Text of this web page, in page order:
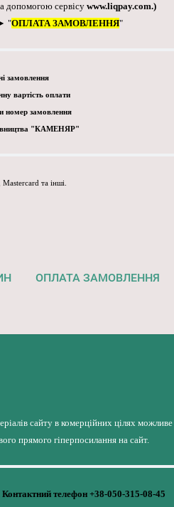
допомогою сервісу www.liqpay.com.)
"ОПЛАТА ЗАМОВЛЕННЯ"
замовлення
вартість оплати
номер замовлення
"КАМЕНЯР"
та інші.
ОПЛАТА ЗАМОВЛЕННЯ
сайту в комерційних цілях
прямого гіперпосилання на сайт.
Контактний телефон +38-050-315-08-45